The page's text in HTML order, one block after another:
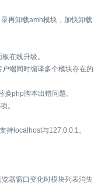
再卸载amh模块，加快卸载
在线升级。
端同时编译多个模块存在的
php脚本出错问题。
。
持localhost与127.0.0.1。
器窗口变化时模块列表消失